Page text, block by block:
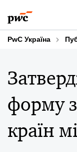
to
content
to
footer
PwC Україна
форму
країн